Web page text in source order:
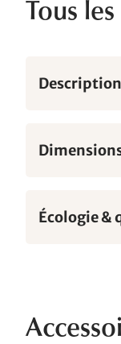
Tous
Écologie &